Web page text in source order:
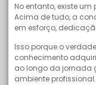
No entanto, existe
Acima de tudo, a
em esforço,
Isso porque o
conhecimento
ao longo da jornada
ambiente profissional.